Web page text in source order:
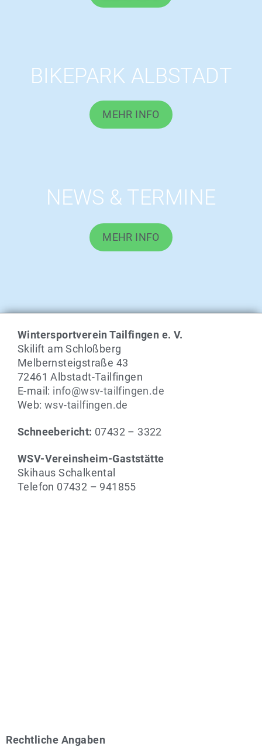
BIKEPARK ALBSTADT
MEHR INFO
NEWS & TERMINE
MEHR INFO
Wintersportverein Tailfingen e. V.
Skilift am Schloßberg
Melbernsteigstraße 43
72461 Albstadt-Tailfingen
E-mail: info@wsv-tailfingen.de
Web: wsv-tailfingen.de
Schneebericht: 07432 – 3322
WSV-Vereinsheim-Gaststätte
Skihaus Schalkental
Telefon 07432 – 941855
Rechtliche Angaben